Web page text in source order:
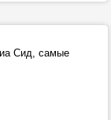
Сид, самые